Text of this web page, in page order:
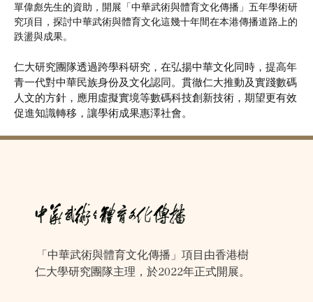
單偉彪先生的資助，開展「中華武術與體育文化傳播」五年學術研
究項目，探討中華武術與體育文化這幾十年間在本港傳播道路上的
跌盪與成果。
仁大研究團隊透過跨學科研究，在弘揚中華文化同時，提高年
青一代對中華民族身份及文化認同。貫徹仁大推動及實踐數碼
人文的方針，應用虛擬實境等數碼科技創新技術，期望更有效
促進知識轉移，讓學術成果惠澤社會。
「中華武術與體育文化傳播」項目由香港樹
仁大學研究團隊主理，於2022年正式開展。